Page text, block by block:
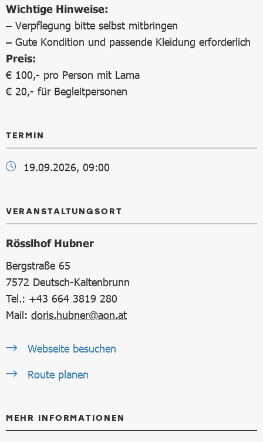
Wichtige Hinweise:
– Verpflegung bitte selbst mitbringen
– Gute Kondition und passende Kleidung erforderlich
Preis:
€ 100,- pro Person mit Lama
€ 20,- für Begleitpersonen
TERMIN
19.09.2026, 09:00
VERANSTALTUNGSORT
Rösslhof Hubner
Bergstraße 65
7572 Deutsch-Kaltenbrunn
Tel.: +43 664 3819 280
Mail: doris.hubner@aon.at
Webseite besuchen
Route planen
MEHR INFORMATIONEN